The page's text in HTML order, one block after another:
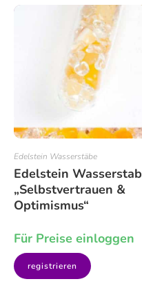
Edelstein Wasserstäbe
Edelstein Wasserstab
„Selbstvertrauen &
Optimismus“
Für Preise einloggen
registrieren